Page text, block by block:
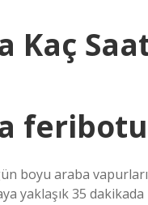
Kaç
boyu araba
yaklaşık 35